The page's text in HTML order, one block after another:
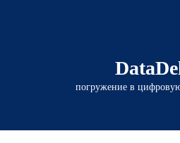
погружение в